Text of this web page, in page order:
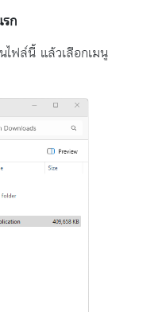
ก
ไฟล์นี้ แล้วเลือกเมนู